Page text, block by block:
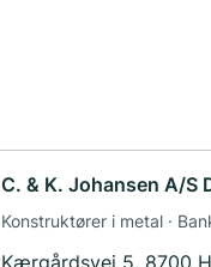
C. & K. Johansen A/S
Konstruktører i metal ·